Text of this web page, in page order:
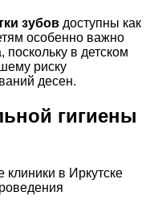
зубов доступны как
особенно важно
поскольку в детском
риску
десен.
гигиены
в Иркутске